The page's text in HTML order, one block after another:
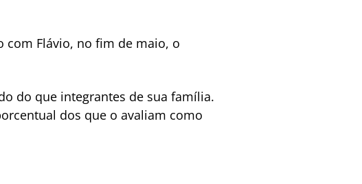
com Flávio, no fim de maio, o
do que integrantes de sua família.
dos que o avaliam como